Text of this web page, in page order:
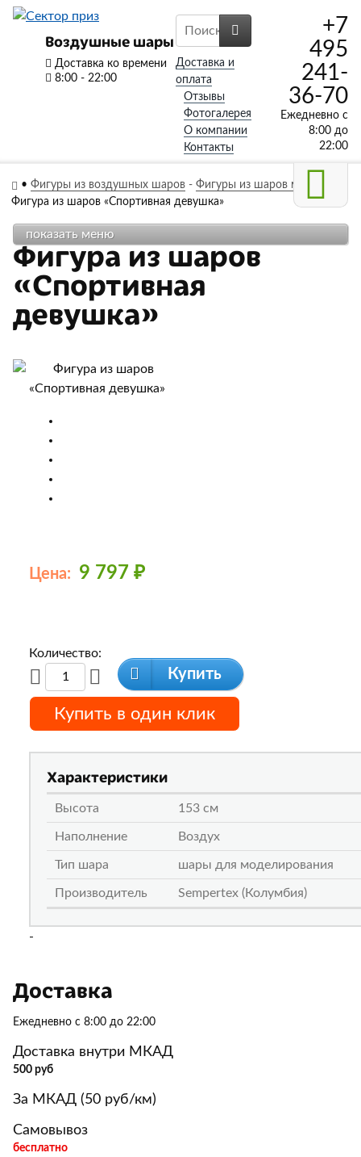
Воздушные шары
Доставка ко времени
8:00 - 22:00
Доставка и
оплата
Отзывы
Фотогалерея
О компании
Контакты
+7
495
241-
36-70
Ежедневно с
8:00 до
22:00
• Фигуры из воздушных шаров- Фигуры из шаров мужчине
Фигура из шаров «Спортивная девушка»
Фигура из шаров
«Спортивная
девушка»
Цена: 9 797 ₽
Количество:
Купить
Купить в один клик
Характеристики
Высота 153 см
Наполнение Воздух
Тип шара шары для моделирования
Производитель Sempertex (Колумбия)
-
Доставка
Ежедневно с 8:00 до 22:00
Доставка внутри МКАД
500 руб
За МКАД (50 руб/км)
Самовывоз
бесплатно
показать меню